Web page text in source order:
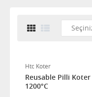
Htc Koter
Reusable Pilli Koter
1200°C